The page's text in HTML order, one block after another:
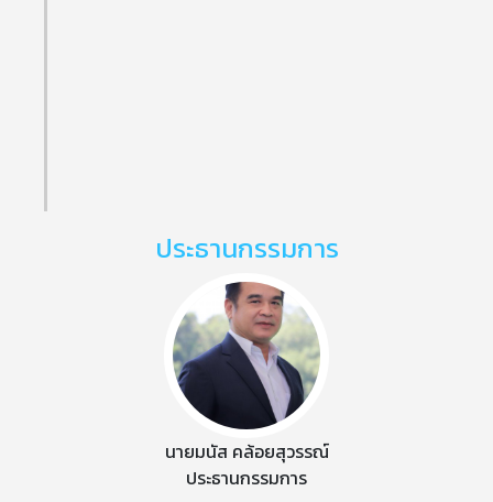
ประธานกรรมการ
นายมนัส คล้อยสุวรรณ์
ประธานกรรมการ